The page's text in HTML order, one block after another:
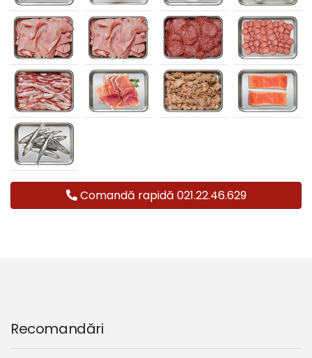
Comandă rapidă 021.22.46.629
Recomandări